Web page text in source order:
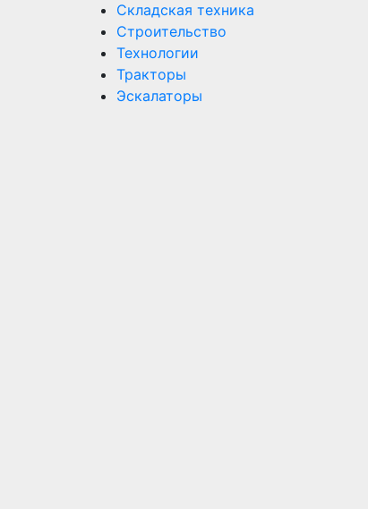
Складская техника
Строительство
Технологии
Тракторы
Эскалаторы